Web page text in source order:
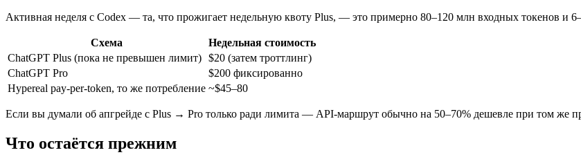
Активная неделя с Codex — та, что прожигает недельную квоту Plus, — это примерно 80–120 млн входных токенов и
Схема
Недельная стоимость
ChatGPT Plus (пока не превышен лимит) $20 (затем троттлинг)
ChatGPT Pro
$200 фиксированно
Hypereal pay-per-token, то же потребление ~$45–80
Если вы думали об апгрейде с Plus → Pro только ради лимита — API-маршрут обычно на 50–70% дешевле при том же
Что остаётся прежним